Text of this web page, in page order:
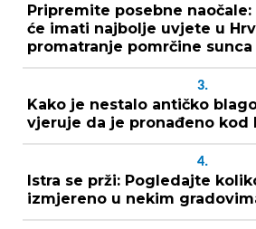
Pripremite posebne naočale:
će imati najbolje uvjete u
promatranje pomrčine sunca
3.
Kako je nestalo antičko
vjeruje da je pronađeno kod
4.
Istra se prži: Pogledajte
izmjereno u nekim